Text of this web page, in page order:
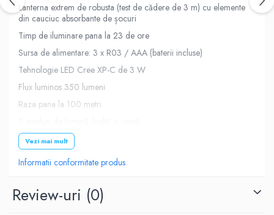
Lanterna extrem de robusta (test de cădere de 3 m) cu elemente
din cauciuc absorbante de șocuri
Timp de iluminare pana la 23 de ore
Sursa de alimentare: 3 x R03 / AAA (baterii incluse)
Tehnologie LED Cree XP-C de 3 W
Flux luminos 350 lumeni
Raza pana la 100 metri
Clasa de rezistență la impact (IK08) (IEC 62262)
Rezistenta la praf și impermeabila (IP67)
Cap rotativ pentru iluminarea ideala a imprejurimilor
Vezi mai mult
Informatii conformitate produs
Review-uri (0)